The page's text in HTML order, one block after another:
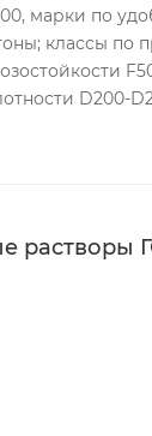
марки по
классы по
D200-
растворы